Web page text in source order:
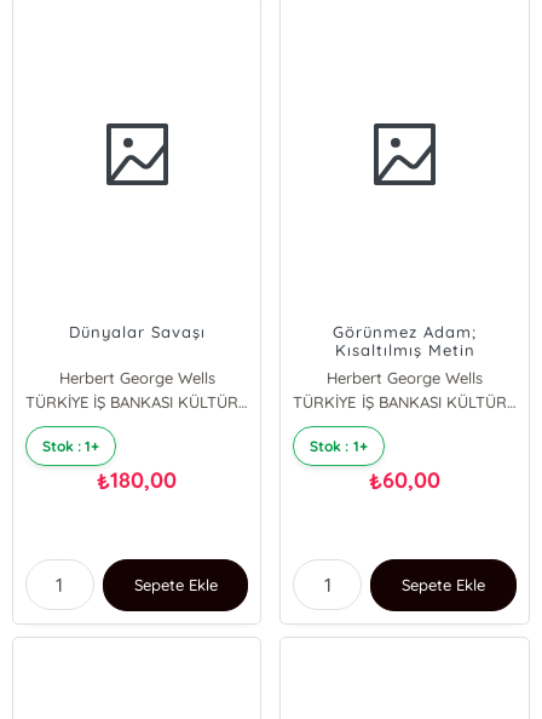
Dünyalar Savaşı
Herbert George Wells
TÜRKİYE İŞ BANKASI KÜLTÜR YAYINLARI
Stok : 1+
₺180,00
Sepete Ekle
Görünmez Adam;
Kısaltılmış Metin
Herbert George Wells
TÜRKİYE İŞ BANKASI KÜLTÜR YAYINLARI
Stok : 1+
₺60,00
Sepete Ekle